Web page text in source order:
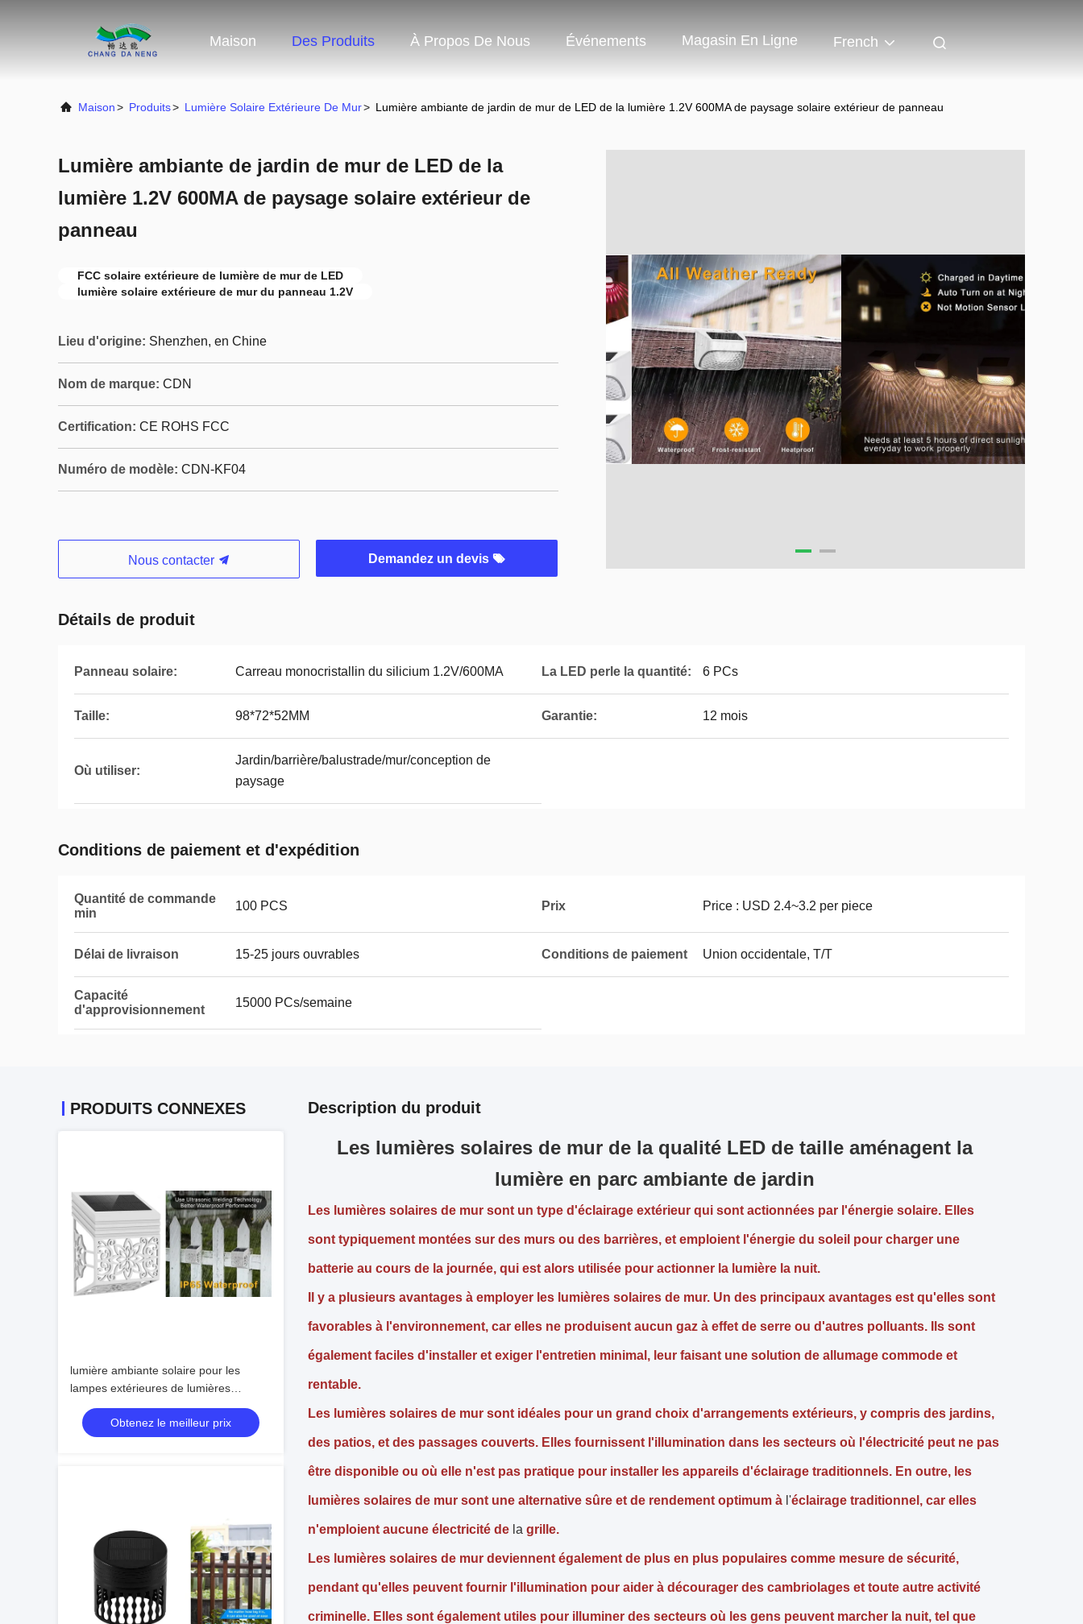
Maison Des Produits À Propos De Nous Événements Magasin En Ligne French
Maison> Produits> Lumière Solaire Extérieure De Mur> Lumière ambiante de jardin de mur de LED de la lumière 1.2V 600MA de paysage solaire extérieur de panneau
Lumière ambiante de jardin de mur de LED de la
lumière 1.2V 600MA de paysage solaire extérieur de
panneau
FCC solaire extérieure de lumière de mur de LED
lumière solaire extérieure de mur du panneau 1.2V
Lieu d'origine: Shenzhen, en Chine
Nom de marque: CDN
Certification: CE ROHS FCC
Numéro de modèle: CDN-KF04
Nous contacter Demandez un devis
Détails de produit
Panneau solaire: Carreau monocristallin du silicium 1.2V/600MA La LED perle la quantité: 6 PCs
Taille: 98*72*52MM Garantie: 12 mois
Où utiliser:
Jardin/barrière/balustrade/mur/conception de
paysage
Conditions de paiement et d'expédition
Quantité de commande
min
100 PCS Prix Price : USD 2.4~3.2 per piece
Délai de livraison 15-25 jours ouvrables Conditions de paiement Union occidentale, T/T
Capacité
d'approvisionnement
15000 PCs/semaine
PRODUITS CONNEXES
lumière ambiante solaire pour les
lampes extérieures de lumières
solaires décoratives de mur de partie
de patioObtenez le meilleur prix
Description du produit
Les lumières solaires de mur de la qualité LED de taille aménagent la
lumière en parc ambiante de jardin
Les lumières solaires de mur sont un type d'éclairage extérieur qui sont actionnées par l'énergie solaire. Elles
sont typiquement montées sur des murs ou des barrières, et emploient l'énergie du soleil pour charger une
batterie au cours de la journée, qui est alors utilisée pour actionner la lumière la nuit.
Il y a plusieurs avantages à employer les lumières solaires de mur. Un des principaux avantages est qu'elles sont
favorables à l'environnement, car elles ne produisent aucun gaz à effet de serre ou d'autres polluants. Ils sont
également faciles d'installer et exiger l'entretien minimal, leur faisant une solution de allumage commode et
rentable.
Les lumières solaires de mur sont idéales pour un grand choix d'arrangements extérieurs, y compris des jardins,
des patios, et des passages couverts. Elles fournissent l'illumination dans les secteurs où l'électricité peut ne pas
être disponible ou où elle n'est pas pratique pour installer les appareils d'éclairage traditionnels. En outre, les
lumières solaires de mur sont une alternative sûre et de rendement optimum à l'éclairage traditionnel, car elles
n'emploient aucune électricité de la grille.
Les lumières solaires de mur deviennent également de plus en plus populaires comme mesure de sécurité,
pendant qu'elles peuvent fournir l'illumination pour aider à décourager des cambriolages et toute autre activité
criminelle. Elles sont également utiles pour illuminer des secteurs où les gens peuvent marcher la nuit, tel que